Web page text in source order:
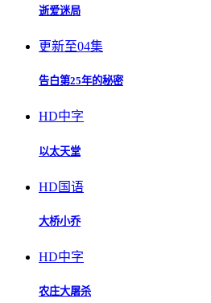
逝爱迷局
更新至04集
告白第25年的秘密
HD中字
以太天堂
HD国语
大桥小乔
HD中字
农庄大屠杀